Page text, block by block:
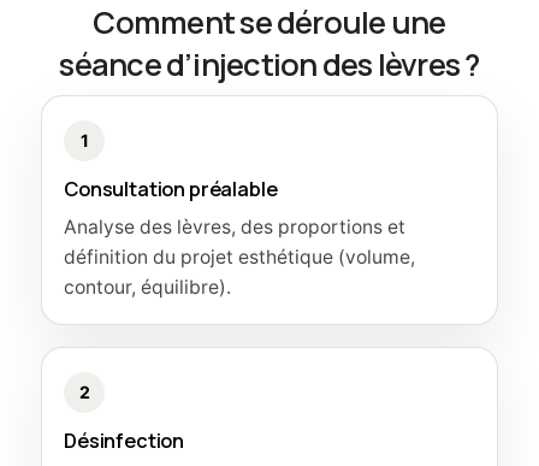
Comment se déroule une
séance d’injection des lèvres ?
1
Consultation préalable
Analyse des lèvres, des proportions et
définition du projet esthétique (volume,
contour, équilibre).
2
Désinfection